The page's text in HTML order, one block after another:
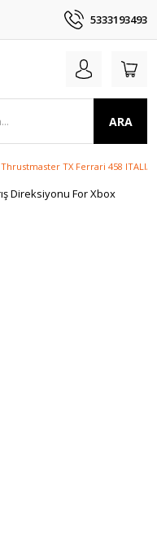
5333193493
ARA
Thrustmaster TX Ferrari 458 ITALIA